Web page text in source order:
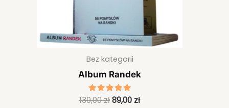
Bez kategorii
Album Randek
Oceniono
139,00zł89,00 zł